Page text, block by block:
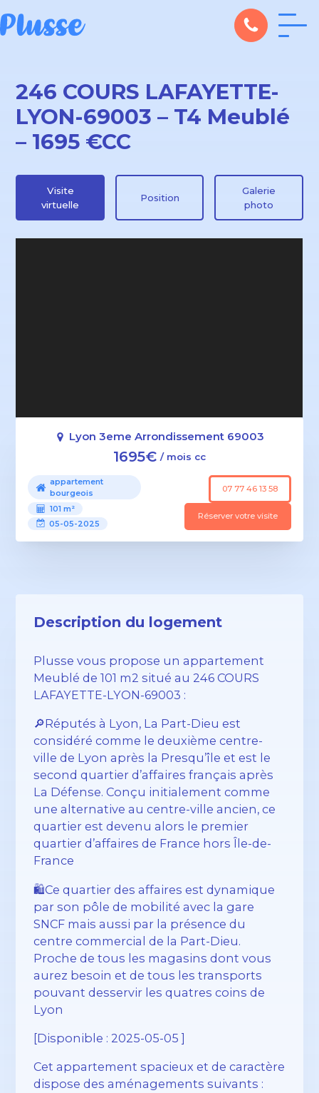
246 COURS LAFAYETTE-
LYON-69003 – T4 Meublé
– 1695 €CC
Visite
virtuelle
Position
Galerie
photo
Lyon 3eme Arrondissement 69003
1695€ / mois cc
appartement
bourgeois
101 m²
05-05-2025
07 77 46 13 58
Réserver votre visite
Description du logement
Plusse vous propose un appartement
Meublé de 101 m2 situé au 246 COURS
LAFAYETTE-LYON-69003 :
🔎Réputés à Lyon, La Part-Dieu est
considéré comme le deuxième centre-
ville de Lyon après la Presqu’île et est le
second quartier d’affaires français après
La Défense. Conçu initialement comme
une alternative au centre-ville ancien, ce
quartier est devenu alors le premier
quartier d’affaires de France hors Île-de-
France
🛍️Ce quartier des affaires est dynamique
par son pôle de mobilité avec la gare
SNCF mais aussi par la présence du
centre commercial de la Part-Dieu.
Proche de tous les magasins dont vous
aurez besoin et de tous les transports
pouvant desservir les quatres coins de
Lyon
[Disponible : 2025-05-05 ]
Cet appartement spacieux et de caractère
dispose des aménagements suivants :